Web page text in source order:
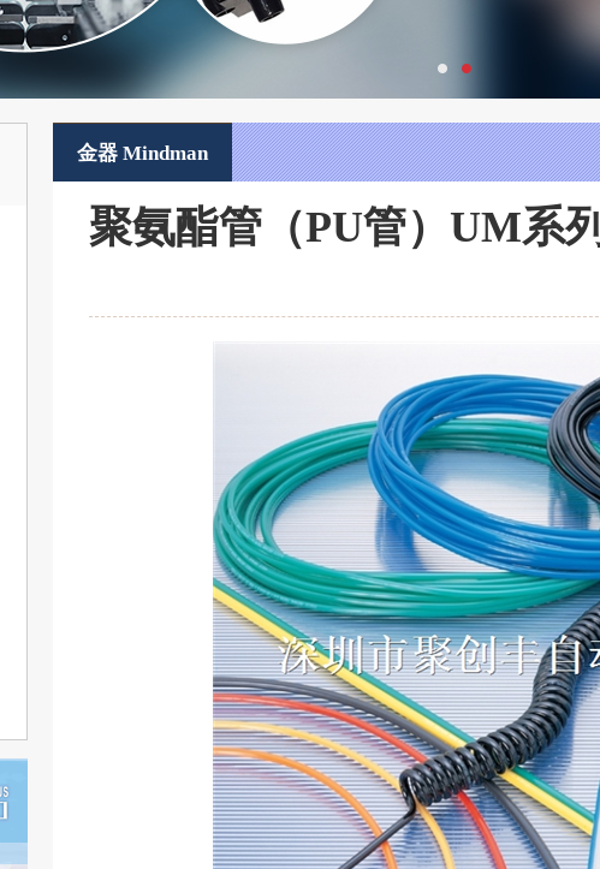
金器 Mindman
聚氨酯管（PU管）UM系列